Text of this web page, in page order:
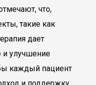
что,
такие как
дает
улучшение
каждый пациент